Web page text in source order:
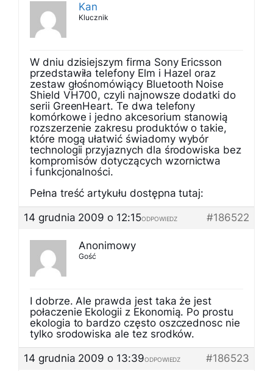
Kan
Klucznik
W dniu dzisiejszym firma Sony Ericsson
przedstawiła telefony Elm i Hazel oraz
zestaw głośnomówiący Bluetooth Noise
Shield VH700, czyli najnowsze dodatki do
serii GreenHeart. Te dwa telefony
komórkowe i jedno akcesorium stanowią
rozszerzenie zakresu produktów o takie,
które mogą ułatwić świadomy wybór
technologii przyjaznych dla środowiska bez
kompromisów dotyczących wzornictwa
i funkcjonalności.
Pełna treść artykułu dostępna tutaj:
14 grudnia 2009 o 12:15
#186522
ODPOWIEDZ
Anonimowy
Gość
I dobrze. Ale prawda jest taka że jest
połaczenie Ekologii z Ekonomią. Po prostu
ekologia to bardzo często oszczednosc nie
tylko srodowiska ale tez srodków.
14 grudnia 2009 o 13:39
#186523
ODPOWIEDZ